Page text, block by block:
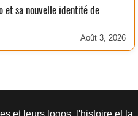
et sa nouvelle identité de
Août 3, 2026